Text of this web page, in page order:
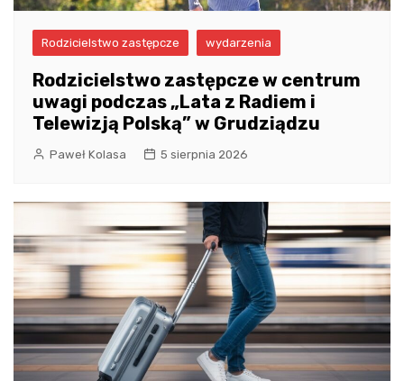
Rodzicielstwo zastępcze wydarzenia
Rodzicielstwo zastępcze w centrum
uwagi podczas „Lata z Radiem i
Telewizją Polską” w Grudziądzu
Paweł Kolasa 5 sierpnia 2026